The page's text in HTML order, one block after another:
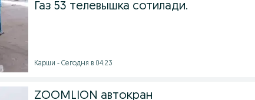
Газ 53 телевышка сотилади.
Карши - Сегодня в 04:23
ZOOMLION автокран